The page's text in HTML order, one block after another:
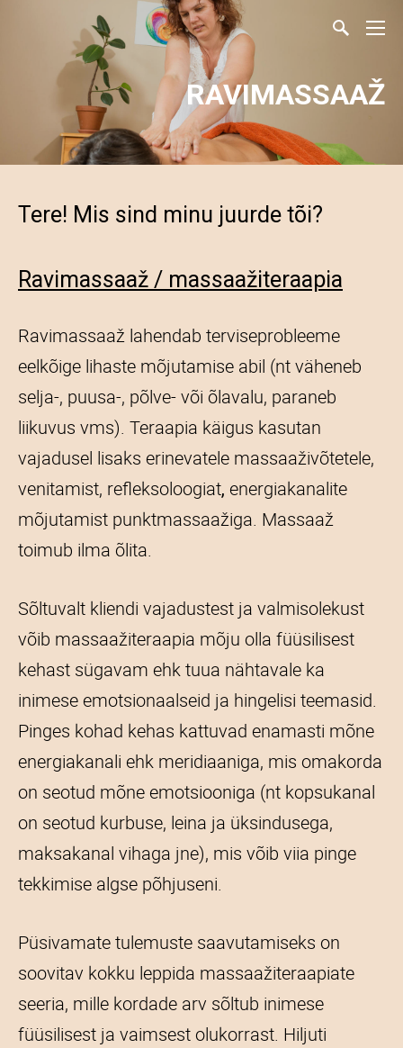
RAVIMASSAAŽ
Tere! Mis sind minu juurde tõi?
Ravimassaaž / massaažiteraapia
Ravimassaaž lahendab terviseprobleeme
eelkõige lihaste mõjutamise abil (nt väheneb
selja-, puusa-, põlve- või õlavalu, paraneb
liikuvus vms). Teraapia käigus kasutan
vajadusel lisaks erinevatele massaaživõtetele,
venitamist, refleksoloogiat, energiakanalite
mõjutamist punktmassaažiga. Massaaž
toimub ilma õlita.
Sõltuvalt kliendi vajadustest ja valmisolekust
võib massaažiteraapia mõju olla füüsilisest
kehast sügavam ehk tuua nähtavale ka
inimese emotsionaalseid ja hingelisi teemasid.
Pinges kohad kehas kattuvad enamasti mõne
energiakanali ehk meridiaaniga, mis omakorda
on seotud mõne emotsiooniga (nt kopsukanal
on seotud kurbuse, leina ja üksindusega,
maksakanal vihaga jne), mis võib viia pinge
tekkimise algse põhjuseni.
Püsivamate tulemuste saavutamiseks on
soovitav kokku leppida massaažiteraapiate
seeria, mille kordade arv sõltub inimese
füüsilisest ja vaimsest olukorrast. Hiljuti